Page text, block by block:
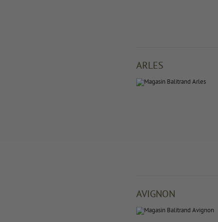
ARLES
AVIGNON